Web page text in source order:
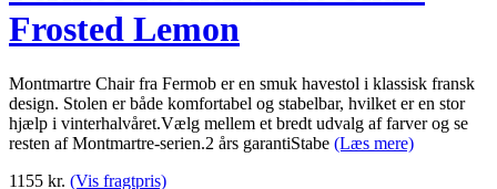
Frosted Lemon
Montmartre Chair fra Fermob er en smuk havestol i klassisk fransk
design. Stolen er både komfortabel og stabelbar, hvilket er en stor
hjælp i vinterhalvåret.Vælg mellem et bredt udvalg af farver og se
resten af Montmartre-serien.2 års garantiStabe (Læs mere)
1155 kr. (Vis fragtpris)